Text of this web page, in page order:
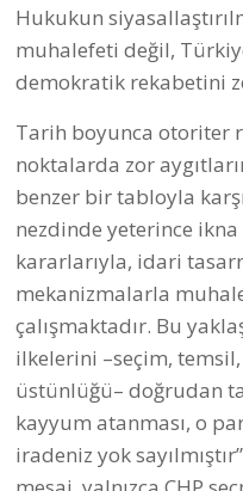
Hukukun
muhalefeti değil,
demokratik rekabetini
Tarih boyunca otoriter
noktalarda zor
benzer bir tabloyla
nezdinde yeterince
kararlarıyla, idari
mekanizmalarla
çalışmaktadır. Bu
ilkelerini –seçim,
üstünlüğü– doğrudan
kayyum atanması, o
iradeniz yok